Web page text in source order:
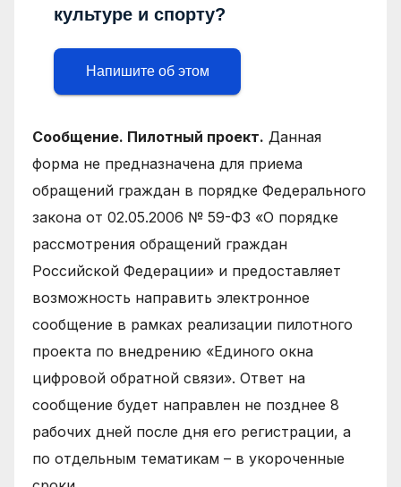
культуре и спорту?
Напишите об этом
Сообщение. Пилотный проект. Данная
форма не предназначена для приема
обращений граждан в порядке Федерального
закона от 02.05.2006 № 59-ФЗ «О порядке
рассмотрения обращений граждан
Российской Федерации» и предоставляет
возможность направить электронное
сообщение в рамках реализации пилотного
проекта по внедрению «Единого окна
цифровой обратной связи». Ответ на
сообщение будет направлен не позднее 8
рабочих дней после дня его регистрации, а
по отдельным тематикам – в укороченные